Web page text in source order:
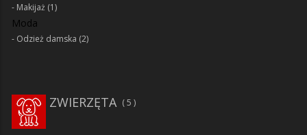
Makijaż (1)
Moda
Odzież damska (2)
ZWIERZĘTA 5